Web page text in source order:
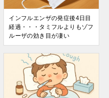
インフルエンザの発症後4日目
経過・・・タミフルよりもゾフ
ルーザの効き目が凄い